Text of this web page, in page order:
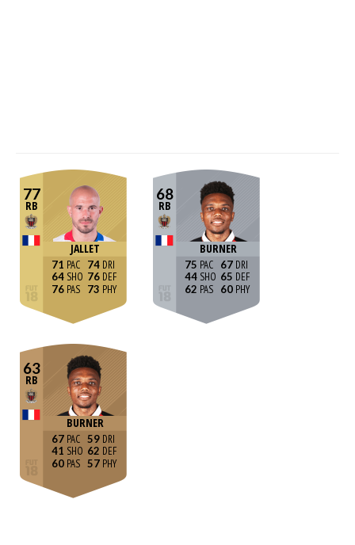
77
RB
JALLET
71
64
76
74
76
73
68
RB
BURNER
75
44
62
67
65
60
63
RB
BURNER
67
41
60
59
62
57